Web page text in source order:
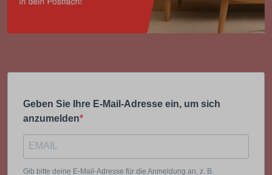
Geben Sie Ihre E-Mail-Adresse ein, um sich
anzumelden
Gib bitte deine E-Mail-Adresse für die Anmeldung an, z. B.